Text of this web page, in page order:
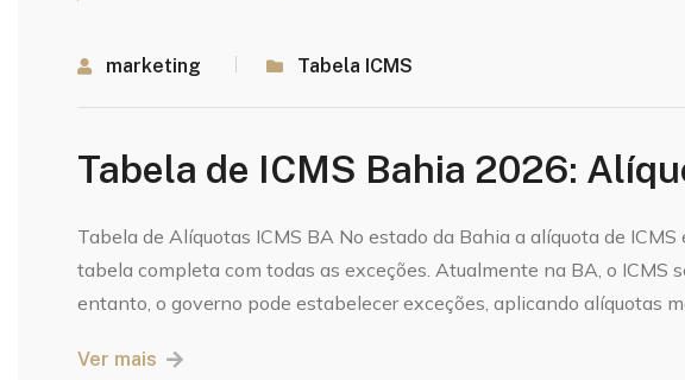
marketing Tabela ICMS
Tabela de ICMS Bahia 2026:
Tabela de Alíquotas ICMS BA No estado da Bahia a alíquota de
tabela completa com todas as exceções. Atualmente na BA, o ICMS
entanto, o governo pode estabelecer exceções, aplicando alíquotas
Ver mais